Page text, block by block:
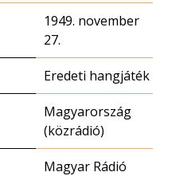
1949. november
27.
Eredeti hangjáték
Magyarország
(közrádió)
Magyar Rádió